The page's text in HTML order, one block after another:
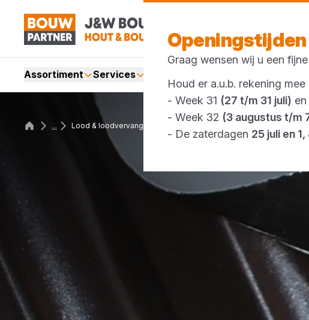
Assortiment Services
... Lood & loodvervangers
Graag wensen wij u een
Houd er a.u.b. rekening
- Week 31 (27 t/m 31 juli)
- Week 32 (3 augustus t/m
- De zaterdagen 25 juli en